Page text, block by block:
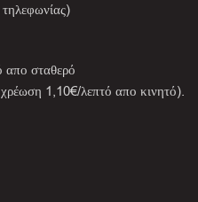
απο σταθερό
1,10€/λεπτό απο κινητό).